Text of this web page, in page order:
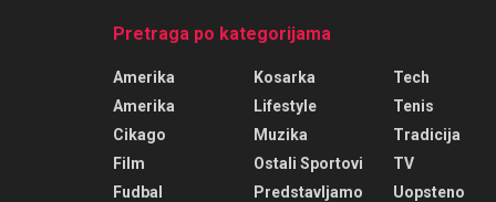
Pretraga po kategorijama
Amerika
Amerika
Cikago
Film
Fudbal
Kosarka
Lifestyle
Muzika
Ostali Sportovi
Predstavljamo
Tech
Tenis
Tradicija
TV
Uopsteno